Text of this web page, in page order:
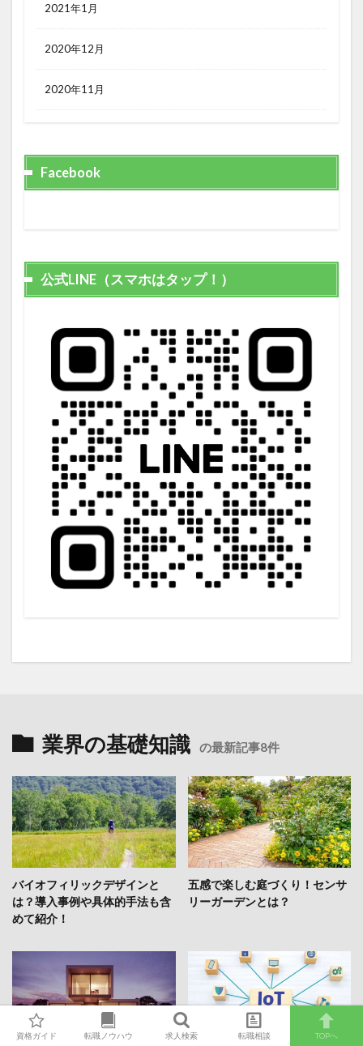
2021年1月
2020年12月
2020年11月
Facebook
公式LINE（スマホはタップ！）
業界の基礎知識 の最新記事8件
バイオフィリックデザインと
は？導入事例や具体的手法も含
めて紹介！
五感で楽しむ庭づくり！センサ
リーガーデンとは？
資格ガイド 転職ノウハウ 求人検索 転職相談 TOPへ